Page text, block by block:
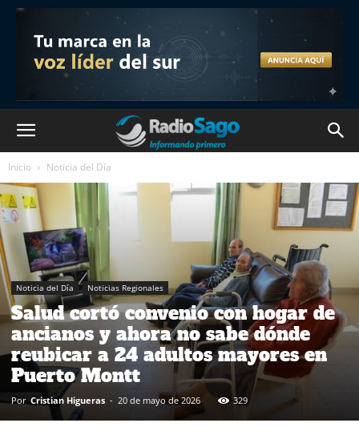
Inicio Noticia del Día
Noticia del Día Noticias Regionales
Salud cortó convenio con hogar de
ancianos y ahora no sabe dónde
reubicar a 24 adultos mayores en
Puerto Montt
Por Cristian Higueras - 20 de mayo de 2026 329